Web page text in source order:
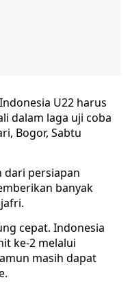
U22 harus
dalam laga uji coba
Bogor, Sabtu
dari persiapan
banyak
cepat. Indonesia
ke-2 melalui
masih dapat